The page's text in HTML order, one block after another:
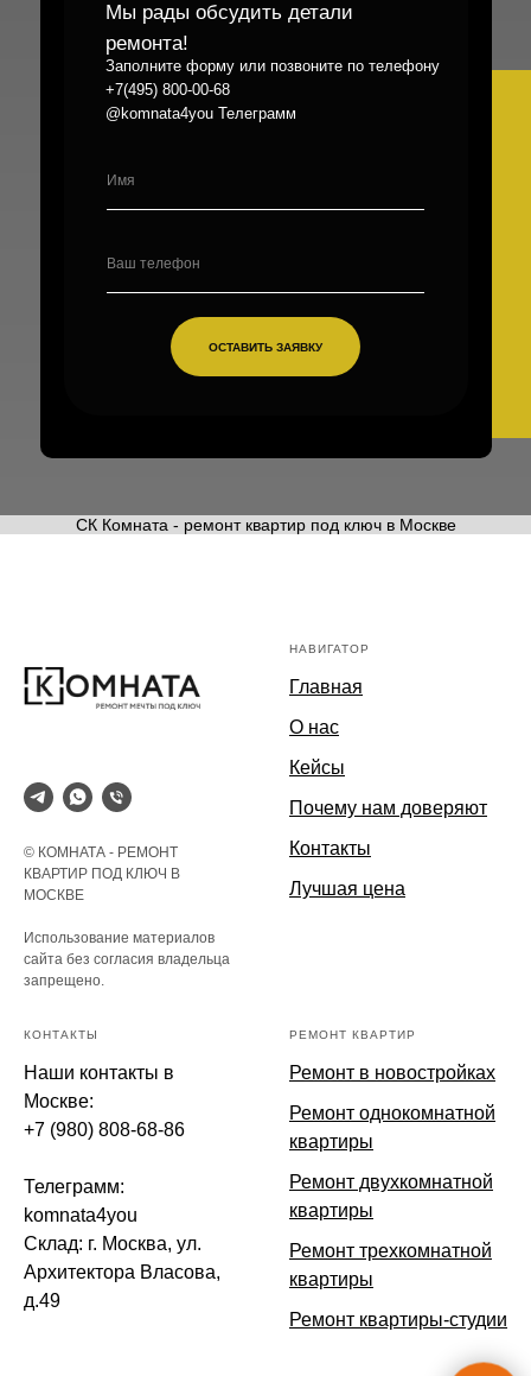
ОСТАВИТЬ ЗАЯВКУ
Мы рады обсудить детали
ремонта!
Заполните форму или позвоните по телефону
+7(495) 800-00-68
@komnata4you Телеграмм
СК Комната - ремонт квартир под ключ в Москве
© КОМНАТА - РЕМОНТ
КВАРТИР ПОД КЛЮЧ В
МОСКВЕ
Использование материалов
сайта без согласия владельца
запрещено.
НАВИГАТОР
Главная
О нас
Кейсы
Почему нам доверяют
Контакты
Лучшая цена
КОНТАКТЫ
Наши контакты в
Москве:
+7 (980) 808-68-86
Телеграмм:
komnata4you
Склад: г. Москва, ул.
Архитектора Власова,
д.49
РЕМОНТ КВАРТИР
Ремонт в новостройках
Ремонт однокомнатной
квартиры
Ремонт двухкомнатной
квартиры
Ремонт трехкомнатной
квартиры
Ремонт квартиры-студии